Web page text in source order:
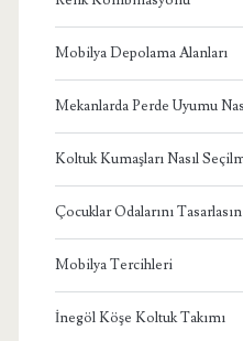
Mobilya Depolama Alanları
Mekanlarda Perde Uyumu
Koltuk Kumaşları Nasıl
Çocuklar Odalarını Tasarlasın
Mobilya Tercihleri
İnegöl Köşe Koltuk Takımı